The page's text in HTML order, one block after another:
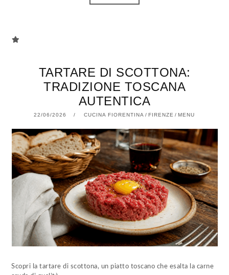
TARTARE DI SCOTTONA:
TRADIZIONE TOSCANA
AUTENTICA
22/06/2026 22/06/2026CUCINA FIORENTINA / FIRENZE / MENU
Scopri la tartare di scottona, un piatto toscano che esalta la carne